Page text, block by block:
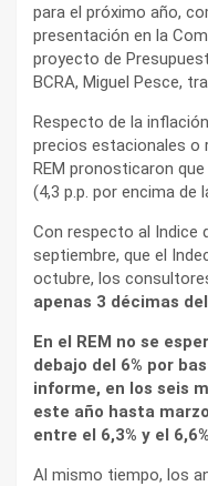
para el próximo año,
presentación en la
proyecto de
BCRA, Miguel Pesce,
Respecto de la
precios estacionales o
REM pronosticaron
(4,3 p.p. por encima de
Con respecto al Indice
septiembre, que el
octubre, los
apenas 3 décimas
En el REM no se
debajo del 6% por
informe, en los seis
este año hasta
entre el 6,3% y el
Al mismo tiempo, los